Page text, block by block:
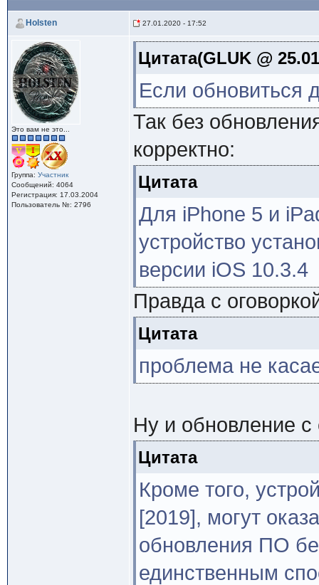
Holsten 27.01.2020 - 17:52
Это вам не это...
Группа: Участник
Сообщений: 4064
Регистрация: 17.03.2004
Пользователь №: 2796
Цитата(GLUK @
Если обновиться
Так без
корректно:
Цитата
Для iPhone 5 и
устройство
версии iOS 10.3.4
Правда с
Цитата
проблема не
Ну и обновление
Цитата
Кроме того,
[2019], могут
обновления ПО
единственным